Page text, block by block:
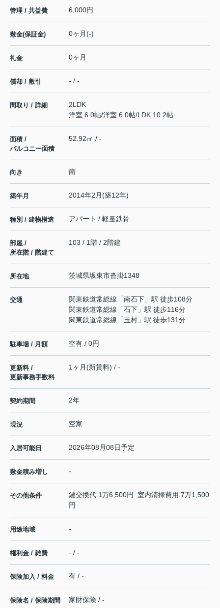
管理 / 共益費 6,000円
敷金(保証金) 0ヶ月(-)
礼金 0ヶ月
償却 / 敷引 - / -
間取り / 詳細
2LDK
洋室 6.0帖/洋室 6.0帖/LDK 10.2帖
面積 /
バルコニー面積
52.92㎡ / -
向き 南
築年月 2014年2月(築12年)
種別 / 建物構造 アパート / 軽量鉄骨
部屋 /
所在階 / 階建て
103 / 1階 / 2階建
所在地 茨城県坂東市沓掛1348
交通 関東鉄道常総線 「南石下 」駅 徒歩108分
関東鉄道常総線 「石下 」駅 徒歩116分
関東鉄道常総線 「玉村 」駅 徒歩131分
駐車場 / 月額 空有 / 0円
更新料 /
更新事務手数料
1ヶ月(新賃料) / -
契約期間 2年
現況 空家
入居可能日 2026年08月08日予定
敷金積み増し -
その他条件
鍵交換代:1万6,500円 室内清掃費用:7万1,500
円
用途地域 -
権利金 / 雑費 - / -
保険加入 / 料金 有 / -
保険名 / 保険期間 家財保険 / -